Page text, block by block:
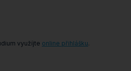
využíjte online přihlášku.